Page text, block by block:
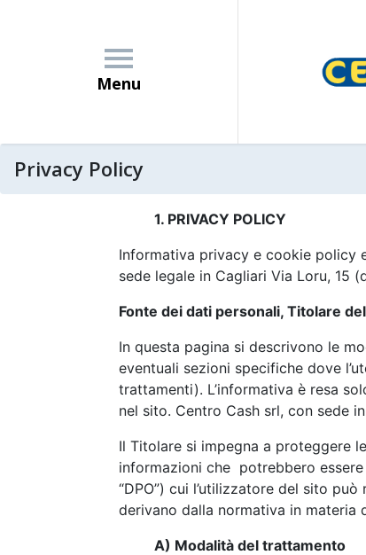
Menu
Privacy Policy
Promozioni
Assortimento
1. PRIVACY POLICY
Informativa privacy e cookie policy
sede legale in Cagliari Via Loru, 15
Fonte dei dati personali, Titolare
In questa pagina si descrivono le
eventuali sezioni specifiche dove
trattamenti). L’informativa è resa
nel sito. Centro Cash srl, con sede
Il Titolare si impegna a proteggere
informazioni che potrebbero
“DPO”) cui l’utilizzatore del sito
derivano dalla normativa in
A) Modalità del trattamento